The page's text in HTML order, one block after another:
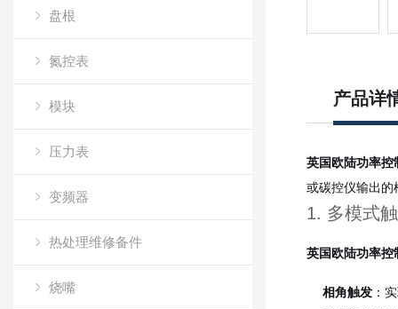
盘根
氮控表
模块
压力表
变频器
热处理维修备件
烧嘴
产品详
英国欧陆功率控
或碳控仪输出的
1. 多模式
英国欧陆功率控
相角触发：